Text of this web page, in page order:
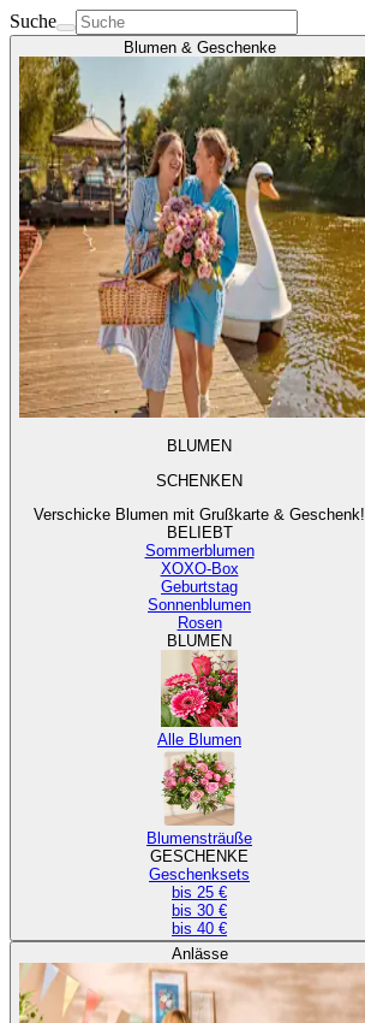
Suche
Blumen & Geschenke
BLUMEN
SCHENKEN
Verschicke Blumen mit Grußkarte & Geschenk!
BELIEBT
Sommerblumen
XOXO-Box
Geburtstag
Sonnenblumen
Rosen
BLUMEN
Alle Blumen
Blumensträuße
GESCHENKE
Geschenksets
bis 25 €
bis 30 €
bis 40 €
Anlässe